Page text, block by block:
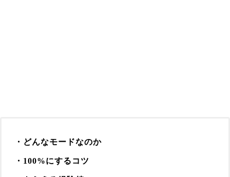
・どんなモードなのか
・100%にするコツ